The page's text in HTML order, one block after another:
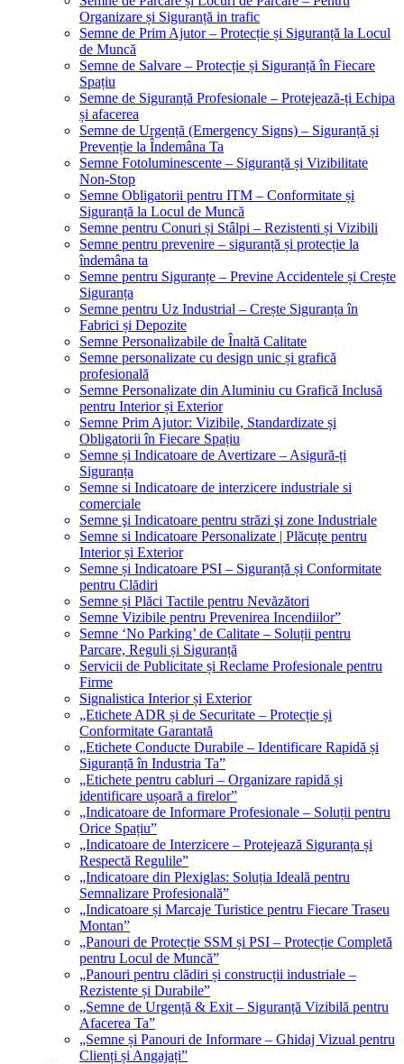
Organizare și Siguranță in trafic
Semne de Prim Ajutor – Protecție și Siguranță la Locul
de Muncă
Semne de Salvare – Protecție și Siguranță în Fiecare
Spațiu
Semne de Siguranță Profesionale – Protejează-ți Echipa
și afacerea
Semne de Urgență (Emergency Signs) – Siguranță și
Prevenție la Îndemâna Ta
Semne Fotoluminescente – Siguranță și Vizibilitate
Non-Stop
Semne Obligatorii pentru ITM – Conformitate și
Siguranță la Locul de Muncă
Semne pentru Conuri și Stâlpi – Rezistenti și Vizibili
Semne pentru prevenire – siguranță și protecție la
îndemâna ta
Semne pentru Siguranțe – Previne Accidentele și Crește
Siguranța
Semne pentru Uz Industrial – Crește Siguranța în
Fabrici și Depozite
Semne Personalizabile de Înaltă Calitate
Semne personalizate cu design unic și grafică
profesională
Semne Personalizate din Aluminiu cu Grafică Inclusă
pentru Interior și Exterior
Semne Prim Ajutor: Vizibile, Standardizate și
Obligatorii în Fiecare Spațiu
Semne și Indicatoare de Avertizare – Asigură-ți
Siguranța
Semne si Indicatoare de interzicere industriale si
comerciale
Semne şi Indicatoare pentru străzi şi zone Industriale
Semne si Indicatoare Personalizate | Plăcuțe pentru
Interior și Exterior
Semne și Indicatoare PSI – Siguranță și Conformitate
pentru Clădiri
Semne și Plăci Tactile pentru Nevăzători
Semne Vizibile pentru Prevenirea Incendiilor”
Semne ‘No Parking’ de Calitate – Soluții pentru
Parcare, Reguli și Siguranță
Servicii de Publicitate și Reclame Profesionale pentru
Firme
Signalistica Interior și Exterior
„Etichete ADR și de Securitate – Protecție și
Conformitate Garantată
„Etichete Conducte Durabile – Identificare Rapidă și
Siguranță în Industria Ta”
„Etichete pentru cabluri – Organizare rapidă și
identificare ușoară a firelor”
„Indicatoare de Informare Profesionale – Soluții pentru
Orice Spațiu”
„Indicatoare de Interzicere – Protejează Siguranța și
Respectă Regulile”
„Indicatoare din Plexiglas: Soluția Ideală pentru
Semnalizare Profesională”
„Indicatoare și Marcaje Turistice pentru Fiecare Traseu
Montan”
„Panouri de Protecție SSM și PSI – Protecție Completă
pentru Locul de Muncă”
„Panouri pentru clădiri și construcții industriale –
Rezistente și Durabile”
„Semne de Urgență & Exit – Siguranță Vizibilă pentru
Afacerea Ta”
„Semne și Panouri de Informare – Ghidaj Vizual pentru
Clienți și Angajați”